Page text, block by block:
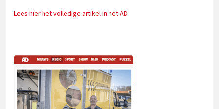
Lees hier het volledige artikel in het AD